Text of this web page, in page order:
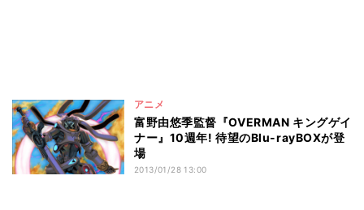
アニメ
富野由悠季監督『OVERMAN キングゲイ
ナー』10週年! 待望のBlu-rayBOXが登
場
2013/01/28 13:00